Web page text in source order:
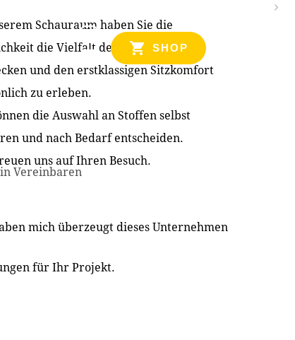
SHOP
Schauraum haben Sie die
die Vielfalt der Produkte zu
und den erstklassigen Sitzkomfort
zu erleben.
die Auswahl an Stoffen selbst
und nach Bedarf entscheiden.
uns auf Ihren Besuch.
Vereinbaren
mich überzeugt dieses Unternehmen
für Ihr Projekt.